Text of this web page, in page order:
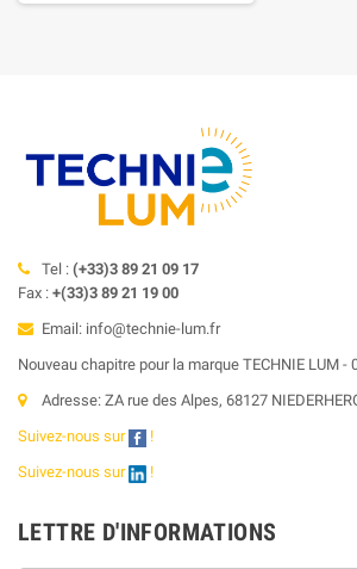
Tel : (+33)3 89 21 09 17
Fax : +(33)3 89 21 19 00
Email: info@technie-lum.fr
Nouveau chapitre pour la marque TECHNIE LUM -
Adresse: ZA rue des Alpes, 68127
Suivez-nous sur
!
Suivez-nous sur
!
LETTRE D'INFORMATIONS